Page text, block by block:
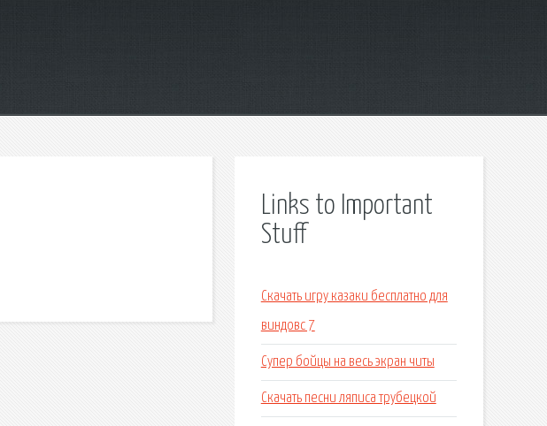
Links to Important
Stuff
Скачать игру казаки бесплатно для
виндовс 7
Супер бойцы на весь экран читы
Скачать песни ляписа трубецкой